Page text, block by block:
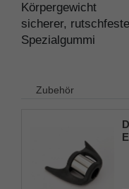
Körpergewicht
sicherer,
Spezialgummi
Zubehör